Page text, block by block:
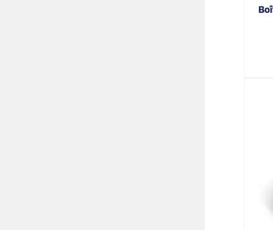
boîte carrée grue jaune argent galettes pur beurre à